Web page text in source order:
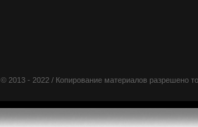
© 2013 - 2022 / Копирование материалов разрешено